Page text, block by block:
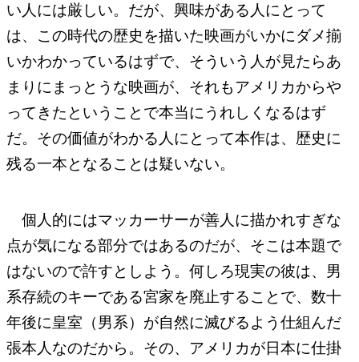
い人には厳しい。だが、興味がある人にとって
は、この時代の歴史を描いた映画がいかにダメ揃
いかわかっているはずで、そういう人が見たらあ
まりにまっとうな映画が、それもアメリカからや
ってきたということで本当にうれしくなるはず
だ。その価値がわかる人にとって本作は、歴史に
残る一本となることは疑いない。
個人的にはマッカーサーが善人に描かれすぎな
点が気になる部分ではあるのだが、そこは本題で
はないので許すとしよう。何しろ現実の彼は、男
系存続のキーである宮家を廃止することで、数十
年後に皇室（男系）が自然に滅びるよう仕組んだ
張本人なのだから。その、アメリカが日本に仕掛